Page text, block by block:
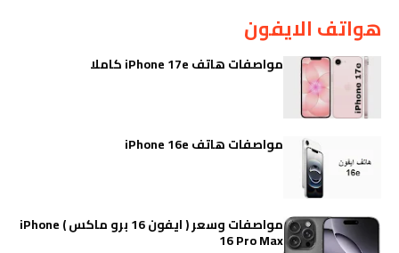
هواتف الايفون
مواصفات هاتف iPhone 17e كاملا
مواصفات هاتف iPhone 16e
مواصفات وسعر ( ايفون 16 برو ماكس ) iPhone
16 Pro Max